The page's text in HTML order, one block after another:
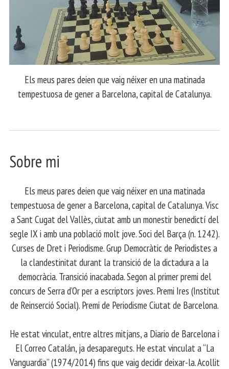
Els meus pares deien que vaig néixer en una matinada
tempestuosa de gener a Barcelona, capital de Catalunya.
Sobre mi
Els meus pares deien que vaig néixer en una matinada
tempestuosa de gener a Barcelona, capital de Catalunya. Visc
a Sant Cugat del Vallès, ciutat amb un monestir benedictí del
segle IX i amb una població molt jove. Soci del Barça (n. 1242).
Curses de Dret i Periodisme. Grup Democràtic de Periodistes a
la clandestinitat durant la transició de la dictadura a la
democràcia. Transició inacabada. Segon al primer premi del
concurs de Serra d’Or per a escriptors joves. Premi Ires (Institut
de Reinserció Social). Premi de Periodisme Ciutat de Barcelona.
​ He estat vinculat, entre altres mitjans, a Diario de Barcelona i
El Correo Catalán, ja desapareguts. He estat vinculat a “La
Vanguardia” (1974/2014) fins que vaig decidir deixar-la. Acollit